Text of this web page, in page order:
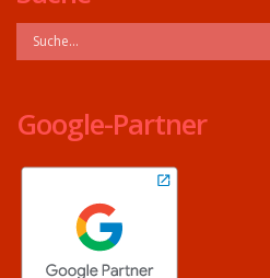
Google-Partner